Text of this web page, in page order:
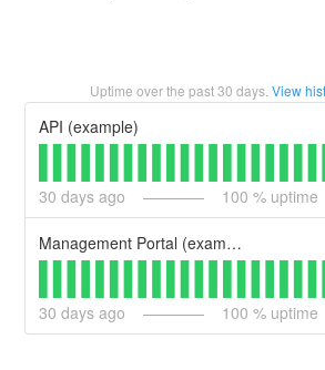
Uptime over the past30 days. View
API (example)
30 days ago 100 % uptime
Management Portal (example)
30 days ago 100 % uptime